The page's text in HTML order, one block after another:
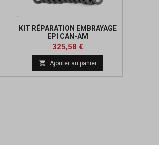
KIT RÉPARATION EMBRAYAGE
EPI CAN-AM
Prix
325,58 €Prix
de
base
 Ajouter au panier